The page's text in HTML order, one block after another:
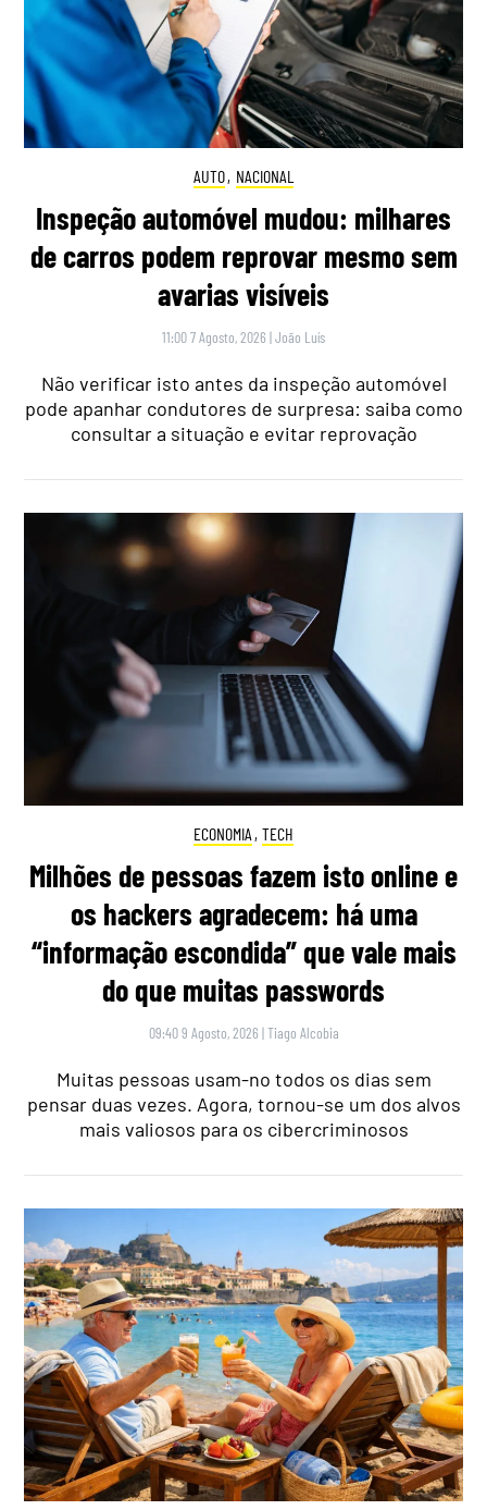
AUTO, NACIONAL
Inspeção automóvel mudou: milhares
de carros podem reprovar mesmo sem
avarias visíveis
11:00 7 Agosto, 2026 |João Luís
Não verificar isto antes da inspeção automóvel
pode apanhar condutores de surpresa: saiba como
consultar a situação e evitar reprovação
ECONOMIA , TECH
Milhões de pessoas fazem isto online e
os hackers agradecem: há uma
“informação escondida” que vale mais
do que muitas passwords
09:40 9 Agosto, 2026 |Tiago Alcobia
Muitas pessoas usam-no todos os dias sem
pensar duas vezes. Agora, tornou-se um dos alvos
mais valiosos para os cibercriminosos